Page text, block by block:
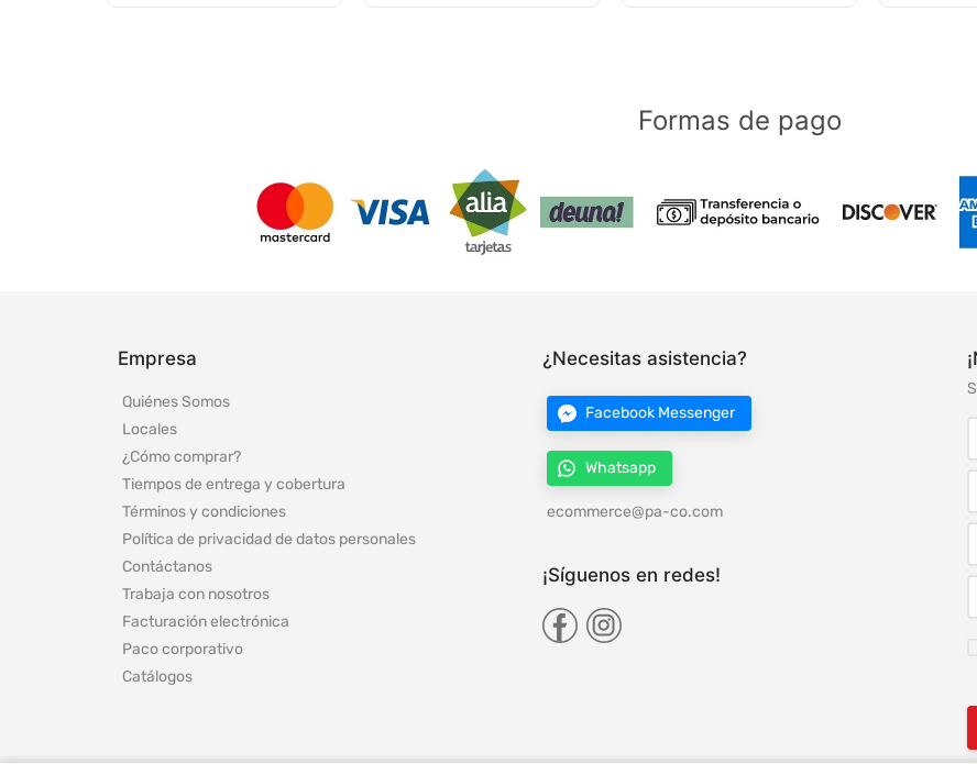
Formas de pago
Empresa
Quiénes Somos
Locales
¿Cómo comprar?
Tiempos de entrega y cobertura
Términos y condiciones
Política de privacidad de datos personales
Contáctanos
Trabaja con nosotros
Facturación electrónica
Paco corporativo
Catálogos
¿Necesitas asistencia?
Facebook Messenger
Whatsapp
ecommerce@pa-co.com
¡Síguenos en redes!